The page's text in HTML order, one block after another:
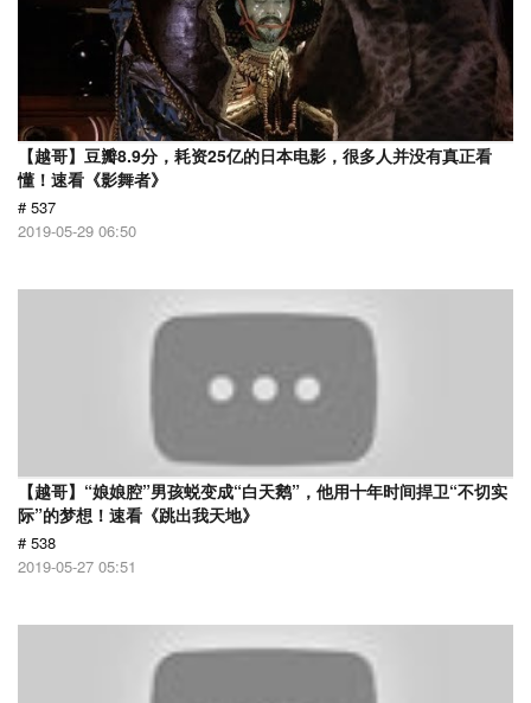
【越哥】豆瓣8.9分，耗资25亿的日本电影，很多人并没有真正看
懂！速看《影舞者》
# 537
2019-05-29 06:50
【越哥】“娘娘腔”男孩蜕变成“白天鹅”，他用十年时间捍卫“不切实
际”的梦想！速看《跳出我天地》
# 538
2019-05-27 05:51